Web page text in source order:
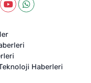
Haberleri